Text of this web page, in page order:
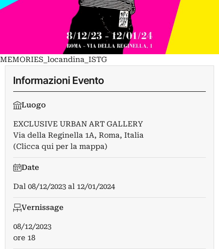
MEMORIES_locandina_ISTG
Informazioni Evento
Luogo
EXCLUSIVE URBAN ART GALLERY
Via della Reginella 1A, Roma, Italia
(Clicca qui per la mappa)
Date
Dal 08/12/2023 al 12/01/2024
Vernissage
08/12/2023
ore 18